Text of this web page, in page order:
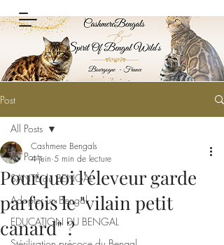
Post
All Posts
SANTÉ du BENGAL
Adopter un Bengal
EDUCATION DU BENGAL
All Posts
Pourquoi l'éleveur garde
parfois le "vilain petit
canard" ?
Cashmere Bengals
4 juin 5 min de lecture